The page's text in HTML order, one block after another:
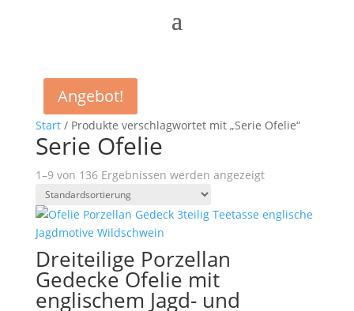
Start/ Produkte verschlagwortet mit „Serie Ofelie“
Serie Ofelie
1–9 von 136 Ergebnissen werden angezeigt
Angebot!
Dreiteilige Porzellan
Gedecke Ofelie mit
englischem Jagd- und